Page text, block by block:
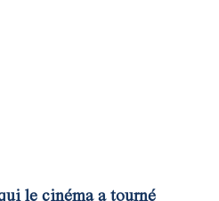
le cinéma a tourné